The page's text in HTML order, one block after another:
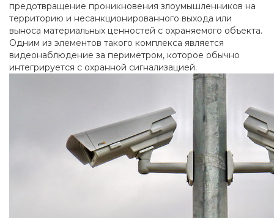
предотвращение проникновения злоумышленников на
территорию и несанкционированного выхода или
выноса материальных ценностей с охраняемого объекта.
Одним из элементов такого комплекса является
видеонаблюдение за периметром, которое обычно
интегрируется с охранной сигнализацией.